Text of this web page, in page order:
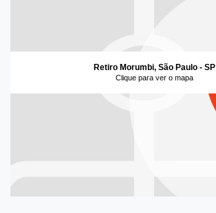
Retiro Morumbi, São Paulo - SP
Clique para ver o mapa